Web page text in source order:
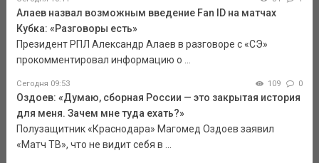
Алаев назвал возможным введение Fan ID на матчах
Кубка: «Разговоры есть»
Президент РПЛ Александр Алаев в разговоре с «СЭ»
прокомментировал информацию о ...
Сегодня 09:53 109 0
Оздоев: «Думаю, сборная России — это закрытая история
для меня. Зачем мне туда ехать?»
Полузащитник «Краснодара» Магомед Оздоев заявил
«Матч ТВ», что не видит себя в ...